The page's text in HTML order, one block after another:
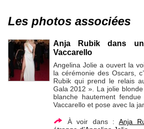
Les photos associées
Anja Rubik dans
Vaccarello
Angelina Jolie a ouvert la
la cérémonie des Oscars,
Rubik qui prend le relais
Gala 2012 ». La jolie
blanche hautement
Vaccarello et pose avec la
À voir dans : Anja